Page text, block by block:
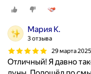
Мария К.
3 отзыва
29 марта 2025
Отличный! Я давно